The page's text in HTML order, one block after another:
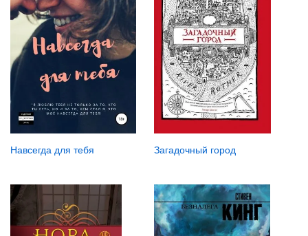
Навсегда для тебя Загадочный город